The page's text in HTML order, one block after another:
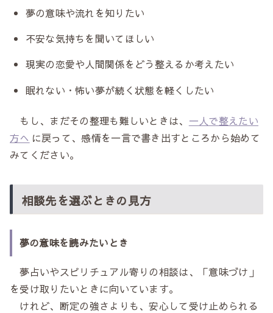
夢の意味や流れを知りたい
不安な気持ちを聞いてほしい
現実の恋愛や人間関係をどう整えるか考えたい
眠れない・怖い夢が続く状態を軽くしたい
もし、まだその整理も難しいときは、 一人で整えたい
方へ に戻って、感情を一言で書き出すところから始めて
みてください。
相談先を選ぶときの見方
夢の意味を読みたいとき
夢占いやスピリチュアル寄りの相談は、「意味づけ」
を受け取りたいときに向いています。
けれど、断定の強さよりも、安心して受け止められる